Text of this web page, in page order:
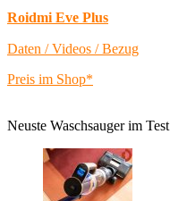
Roidmi Eve Plus
Daten / Videos / Bezug
Preis im Shop*
Neuste Waschsauger im Test